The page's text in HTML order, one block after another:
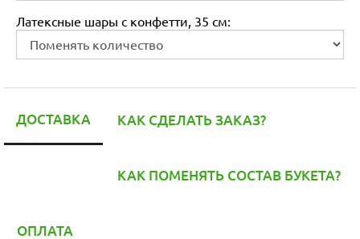
Латексные шары с конфетти, 35 см:
ДОСТАВКА КАК СДЕЛАТЬ ЗАКАЗ?
КАК ПОМЕНЯТЬ СОСТАВ БУКЕТА?
ОПЛАТА